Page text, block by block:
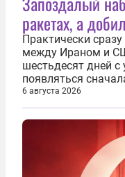
ракетах, а
Практически
между Ираном и
шестьдесят дней
появляться
вовсе бравурные
в войне. Вероятно,
киевского режима
6 августа 2026